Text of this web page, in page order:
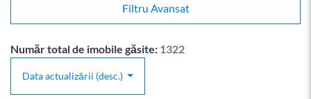
Filtru Avansat
Număr total de imobile găsite: 1322
Data actualizării (desc.)